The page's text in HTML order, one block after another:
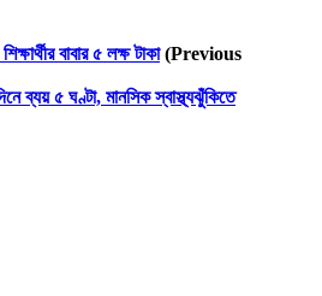
বাবার ৫ লক্ষ টাকা(Previous
ব্যয় ৫ ঘণ্টা, মানসিক স্বাস্থ্যঝুঁকিতে